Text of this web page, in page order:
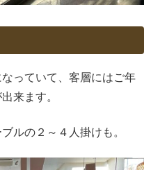
っていて、客層にはご年
来ます。
ルの２～４人掛けも。